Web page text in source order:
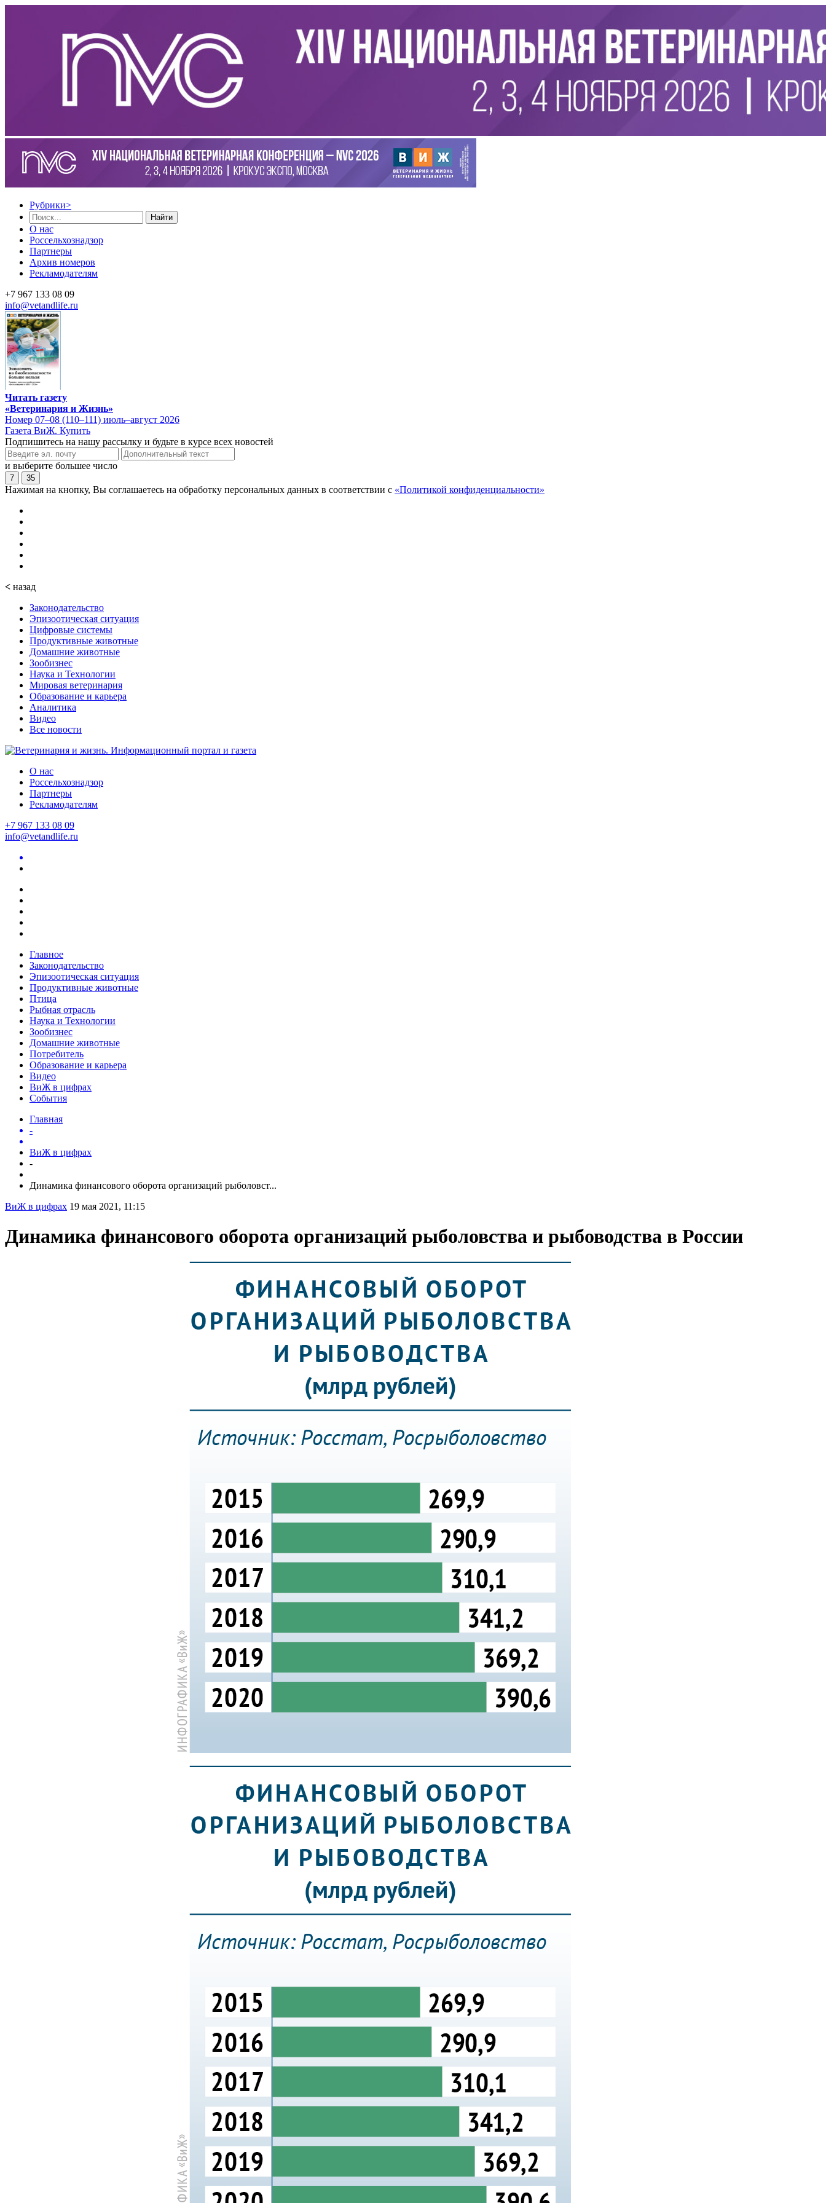
Рубрики>
Найти
О нас
Россельхознадзор
Партнеры
Архив номеров
Рекламодателям
+7 967 133 08 09
info@vetandlife.ru
Читать газету
«Ветеринария и Жизнь»
Номер 07–08 (110–111) июль–август 2026
Газета ВиЖ. Купить
Подпишитесь на нашу рассылку и будьте в курсе всех новостей
и выберите большее число
7 35
Нажимая на кнопку, Вы соглашаетесь на обработку персональных данных в соответствии с «Политикой конфиденциальности»
< назад
Законодательство
Эпизоотическая ситуация
Цифровые системы
Продуктивные животные
Домашние животные
Зообизнес
Наука и Технологии
Мировая ветеринария
Образование и карьера
Аналитика
Видео
Все новости
О нас
Россельхознадзор
Партнеры
Рекламодателям
+7 967 133 08 09
info@vetandlife.ru
Главное
Законодательство
Эпизоотическая ситуация
Продуктивные животные
Птица
Рыбная отрасль
Наука и Технологии
Зообизнес
Домашние животные
Потребитель
Образование и карьера
Видео
ВиЖ в цифрах
События
Главная
-
ВиЖ в цифрах
-
Динамика финансового оборота организаций рыболовст...
ВиЖ в цифрах 19 мая 2021, 11:15
Динамика финансового оборота организаций рыболовства и рыбоводства в России